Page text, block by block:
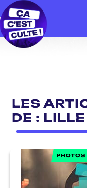
LES
DE : LILLE
PHOTOS